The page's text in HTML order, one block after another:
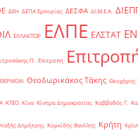
ΔΕΗ ΔΕΠΑ Εμπορίας ΔΕΣΦΑ ΔΙ.Μ.Ε.Α.
ΕΛΛΑΚΤΩΡ ΕΛΠΕ ΕΛΣΤΑΤ
Π. Επιτροπή
ΘΕΡΜΟΙΛ Θεοδωρικάκος Τάκης Θεοχάρης
ΚΤΕΟ Κίνα Κίνημα Δημοκρατίας Καββαθάς Γ.
Δημήτρης Κορκίδης Βασίλης Κρήτη